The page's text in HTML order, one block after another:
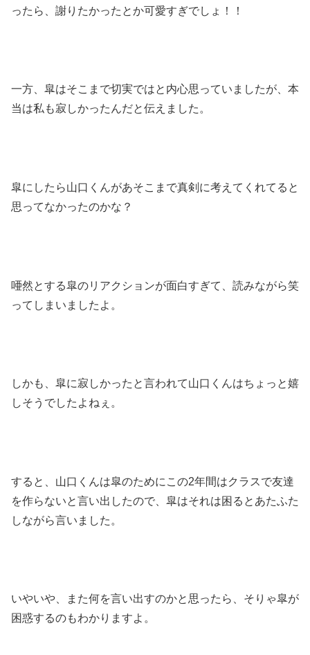
ったら、謝りたかったとか可愛すぎでしょ！！
一方、皐はそこまで切実ではと内心思っていましたが、本
当は私も寂しかったんだと伝えました。
皐にしたら山口くんがあそこまで真剣に考えてくれてると
思ってなかったのかな？
唖然とする皐のリアクションが面白すぎて、読みながら笑
ってしまいましたよ。
しかも、皐に寂しかったと言われて山口くんはちょっと嬉
しそうでしたよねぇ。
すると、山口くんは皐のためにこの2年間はクラスで友達
を作らないと言い出したので、皐はそれは困るとあたふた
しながら言いました。
いやいや、また何を言い出すのかと思ったら、そりゃ皐が
困惑するのもわかりますよ。